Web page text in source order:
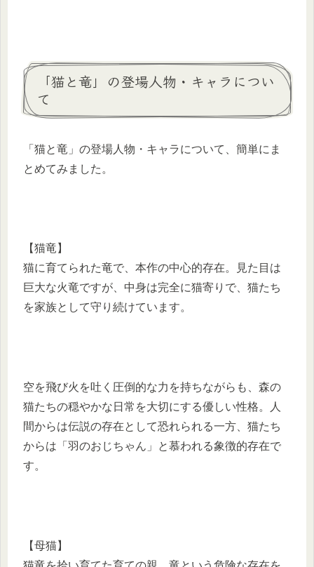
「猫と竜」の登場人物・キャラについ
て
「猫と竜」の登場人物・キャラについて、簡単にま
とめてみました。
【猫竜】
猫に育てられた竜で、本作の中心的存在。見た目は
巨大な火竜ですが、中身は完全に猫寄りで、猫たち
を家族として守り続けています。
空を飛び火を吐く圧倒的な力を持ちながらも、森の
猫たちの穏やかな日常を大切にする優しい性格。人
間からは伝説の存在として恐れられる一方、猫たち
からは「羽のおじちゃん」と慕われる象徴的存在で
す。
【母猫】